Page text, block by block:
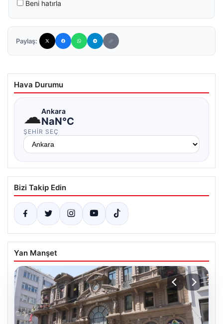
Beni hatırla
Paylaş:
Hava Durumu
☁Ankara
NaN°C
ŞEHIR SEÇ
Bizi Takip Edin
Yan Manşet